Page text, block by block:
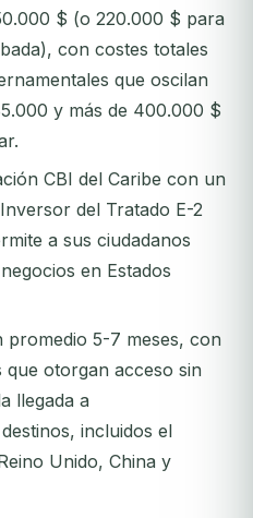
$ (o 220.000 $ para
con costes totales
que oscilan
y más de 400.000 $
CBI del Caribe con un
del Tratado E-2
a sus ciudadanos
en Estados
promedio 5-7 meses, con
que otorgan acceso sin
llegada a
incluidos el
Unido, China y